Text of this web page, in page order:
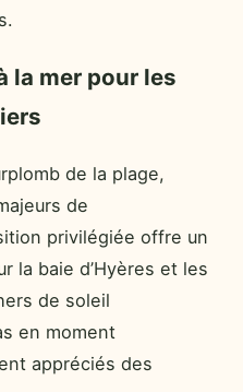
la mer pour les
de la plage,
de
privilégiée offre un
la baie d’Hyères et les
de soleil
en moment
appréciés des